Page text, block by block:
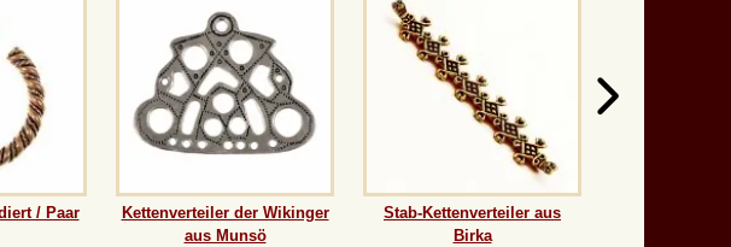
/ Paar
Kettenverteiler der Wikinger
aus Munsö
Stab-Kettenverteiler aus
Birka